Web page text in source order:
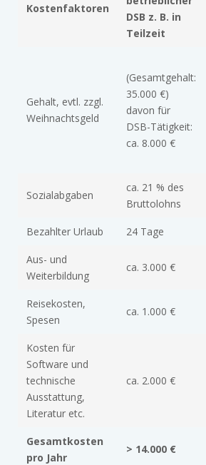
Kostenfaktoren
DSB z. B. in
Teilzeit
Gehalt, evtl. zzgl.
Weihnachtsgeld
(Gesamtgehalt:
35.000 €)
davon für
DSB-Tätigkeit:
ca. 8.000 €
Sozialabgaben
ca. 21 % des
Bruttolohns
Bezahlter Urlaub 24 Tage
Aus- und
Weiterbildung
ca. 3.000 €
Reisekosten,
Spesen
ca. 1.000 €
Kosten für
Software und
technische
Ausstattung,
Literatur etc.
ca. 2.000 €
Gesamtkosten
pro Jahr
> 14.000 €